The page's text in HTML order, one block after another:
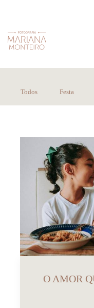
Todos Festa
O AMOR